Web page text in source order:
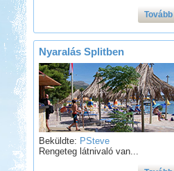
Tovább
Nyaralás Splitben
Beküldte: PSteve
Rengeteg látnivaló van...